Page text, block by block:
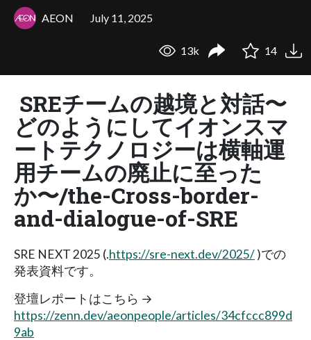
AEON July 11, 2025
13k 14
SREチームの越境と対話〜
どのようにしてイオンスマ
ートテクノロジーは横軸運
用チームの廃止に至った
か〜/the-Cross-border-
and-dialogue-of-SRE
SRE NEXT 2025 (.https://sre-next.dev/2025/)での
発表資料です。
登壇レポートはこちら →
https://zenn.dev/aeonpeople/articles/34cfccc899d
9ab